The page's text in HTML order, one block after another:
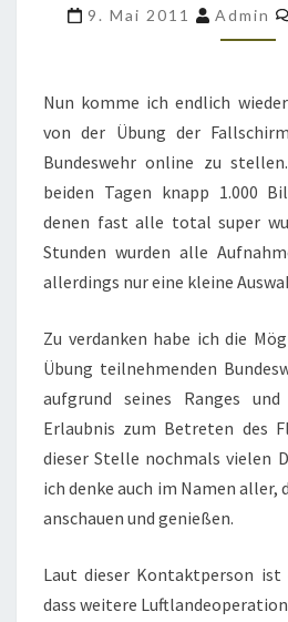
DER
9. Mai 2011 Admin
Nun komme ich endlich
von der Übung der
Bundeswehr online zu
beiden Tagen knapp 1.000
denen fast alle total super
Stunden wurden alle
allerdings nur eine kleine
Zu verdanken habe ich die
Übung teilnehmenden
aufgrund seines Ranges
Erlaubnis zum Betreten des
dieser Stelle nochmals vielen
ich denke auch im Namen aller,
anschauen und genießen.
Laut dieser Kontaktperson ist
dass weitere